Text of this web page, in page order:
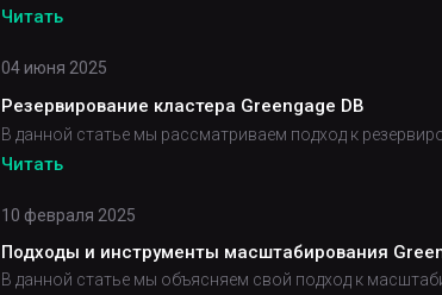
Читать
04 июня 2025
Резервирование кластера Greengage DB
В данной статье мы рассматриваем подход к
Читать
10 февраля 2025
Подходы и инструменты масштабирования
В данной статье мы объясняем свой подход к